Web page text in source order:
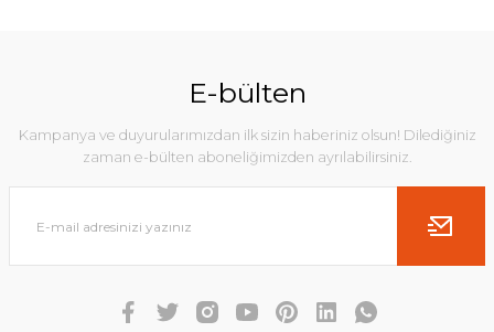
E-bülten
Kampanya ve duyurularımızdan ilk sizin haberiniz olsun! Dilediğiniz
zaman e-bülten aboneliğimizden ayrılabilirsiniz.